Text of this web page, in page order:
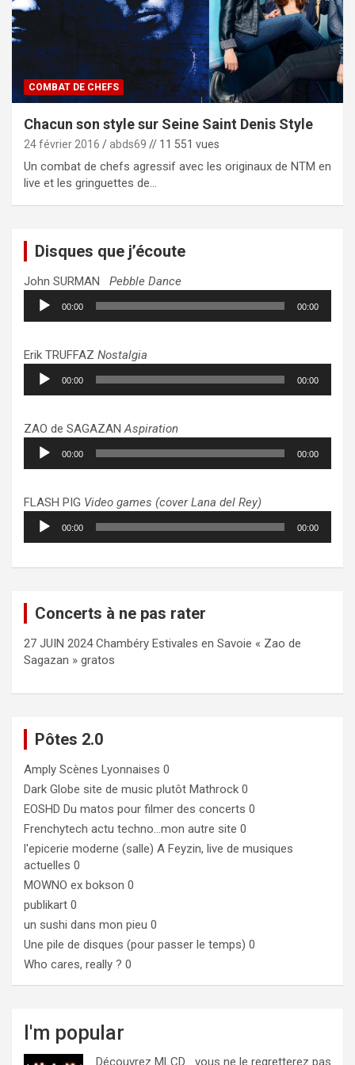
COMBAT DE CHEFS
Chacun son style sur Seine Saint Denis Style
24 février 2016 abds69 // 11 551 vues
Un combat de chefs agressif avec les originaux de NTM en
live et les gringuettes de…
Disques que j’écoute
John SURMAN Pebble Dance
Lecteur
audio
00:00 00:00
Erik TRUFFAZ Nostalgia
Lecteur
audio
00:00 00:00
ZAO de SAGAZANAspiration
Lecteur
audio
00:00 00:00
FLASH PIG Video games (cover Lana del Rey)
Lecteur
audio
00:00 00:00
Concerts à ne pas rater
27 JUIN 2024 Chambéry Estivales en Savoie « Zao de
Sagazan » gratos
Pôtes 2.0
Amply Scènes Lyonnaises 0
Dark Globe site de music plutôt Mathrock 0
EOSHD Du matos pour filmer des concerts 0
Frenchytech actu techno…mon autre site 0
l'epicerie moderne (salle) A Feyzin, live de musiques
actuelles 0
MOWNO ex bokson 0
publikart 0
un sushi dans mon pieu 0
Une pile de disques (pour passer le temps) 0
Who cares, really ? 0
I'm popular
Découvrez MLCD… vous ne le regretterez pas